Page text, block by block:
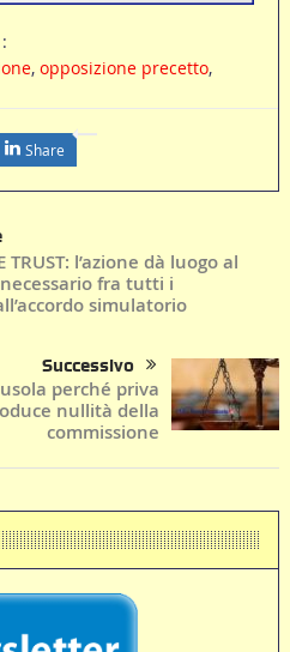
, opposizione precetto,
Share
TRUST: l’azione dà luogo al
fra tutti i
simulatorio
Successivo
perché priva
nullità della
commissione